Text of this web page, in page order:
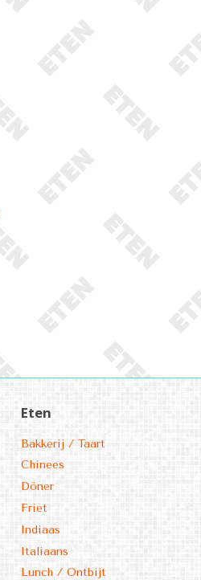
Eten
Bakkerij / Taart
Chinees
Döner
Friet
Indiaas
Italiaans
Lunch / Ontbijt